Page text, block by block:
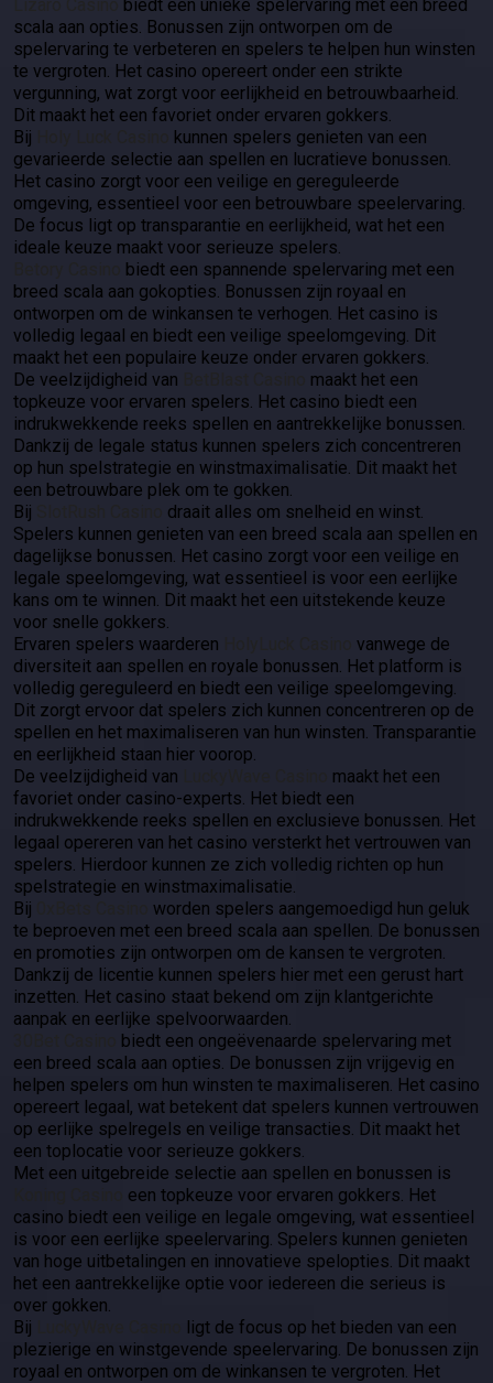
biedt een unieke spelervaring met een breed
scala aan opties. Bonussen zijn ontworpen om de
spelervaring te verbeteren en spelers te helpen hun winsten
te vergroten. Het casino opereert onder een strikte
vergunning, wat zorgt voor eerlijkheid en betrouwbaarheid.
Dit maakt het een favoriet onder ervaren gokkers.
Bij
kunnen spelers genieten van een
gevarieerde selectie aan spellen en lucratieve bonussen.
Het casino zorgt voor een veilige en gereguleerde
omgeving, essentieel voor een betrouwbare speelervaring.
De focus ligt op transparantie en eerlijkheid, wat het een
ideale keuze maakt voor serieuze spelers.
biedt een spannende spelervaring met een
breed scala aan gokopties. Bonussen zijn royaal en
ontworpen om de winkansen te verhogen. Het casino is
volledig legaal en biedt een veilige speelomgeving. Dit
maakt het een populaire keuze onder ervaren gokkers.
De veelzijdigheid van
maakt het een
topkeuze voor ervaren spelers. Het casino biedt een
indrukwekkende reeks spellen en aantrekkelijke bonussen.
Dankzij de legale status kunnen spelers zich concentreren
op hun spelstrategie en winstmaximalisatie. Dit maakt het
een betrouwbare plek om te gokken.
Bij
draait alles om snelheid en winst.
Spelers kunnen genieten van een breed scala aan spellen en
dagelijkse bonussen. Het casino zorgt voor een veilige en
legale speelomgeving, wat essentieel is voor een eerlijke
kans om te winnen. Dit maakt het een uitstekende keuze
voor snelle gokkers.
Ervaren spelers waarderen
vanwege de
diversiteit aan spellen en royale bonussen. Het platform is
volledig gereguleerd en biedt een veilige speelomgeving.
Dit zorgt ervoor dat spelers zich kunnen concentreren op de
spellen en het maximaliseren van hun winsten. Transparantie
en eerlijkheid staan hier voorop.
De veelzijdigheid van
maakt het een
favoriet onder casino-experts. Het biedt een
indrukwekkende reeks spellen en exclusieve bonussen. Het
legaal opereren van het casino versterkt het vertrouwen van
spelers. Hierdoor kunnen ze zich volledig richten op hun
spelstrategie en winstmaximalisatie.
Bij
worden spelers aangemoedigd hun geluk
te beproeven met een breed scala aan spellen. De bonussen
en promoties zijn ontworpen om de kansen te vergroten.
Dankzij de licentie kunnen spelers hier met een gerust hart
inzetten. Het casino staat bekend om zijn klantgerichte
aanpak en eerlijke spelvoorwaarden.
biedt een ongeëvenaarde spelervaring met
een breed scala aan opties. De bonussen zijn vrijgevig en
helpen spelers om hun winsten te maximaliseren. Het casino
opereert legaal, wat betekent dat spelers kunnen vertrouwen
op eerlijke spelregels en veilige transacties. Dit maakt het
een toplocatie voor serieuze gokkers.
Met een uitgebreide selectie aan spellen en bonussen is
een topkeuze voor ervaren gokkers. Het
casino biedt een veilige en legale omgeving, wat essentieel
is voor een eerlijke speelervaring. Spelers kunnen genieten
van hoge uitbetalingen en innovatieve spelopties. Dit maakt
het een aantrekkelijke optie voor iedereen die serieus is
over gokken.
Bij
ligt de focus op het bieden van een
plezierige en winstgevende speelervaring. De bonussen zijn
royaal en ontworpen om de winkansen te vergroten. Het